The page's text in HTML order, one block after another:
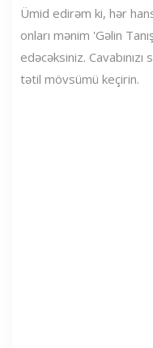
Ümid edirəm ki, hər
onları mənim 'Gəlin
edəcəksiniz.
tətil mövsümü keçirin.